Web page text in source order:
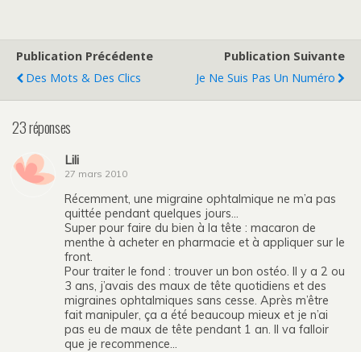
Publication Précédente
Des Mots & Des Clics
Publication Suivante
Je Ne Suis Pas Un Numéro
23 réponses
Lili
27 mars 2010
Récemment, une migraine ophtalmique ne m’a pas
quittée pendant quelques jours…
Super pour faire du bien à la tête : macaron de
menthe à acheter en pharmacie et à appliquer sur le
front.
Pour traiter le fond : trouver un bon ostéo. Il y a 2 ou
3 ans, j’avais des maux de tête quotidiens et des
migraines ophtalmiques sans cesse. Après m’être
fait manipuler, ça a été beaucoup mieux et je n’ai
pas eu de maux de tête pendant 1 an. Il va falloir
que je recommence…